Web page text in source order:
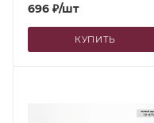
696 ₽/шт
КУПИТЬ